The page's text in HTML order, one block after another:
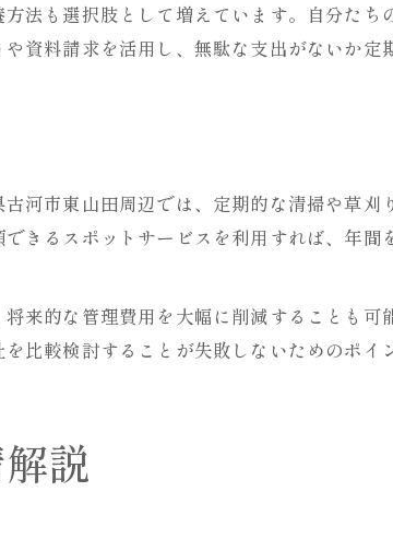
い分担方法を考える
法も選択肢として増えています。自分たち
資料請求を活用し、無駄な支出がないか定
河市東山田周辺では、定期的な清掃や草刈
きるスポットサービスを利用すれば、年間
来的な管理費用を大幅に削減することも可
比較検討することが失敗しないためのポイ
説